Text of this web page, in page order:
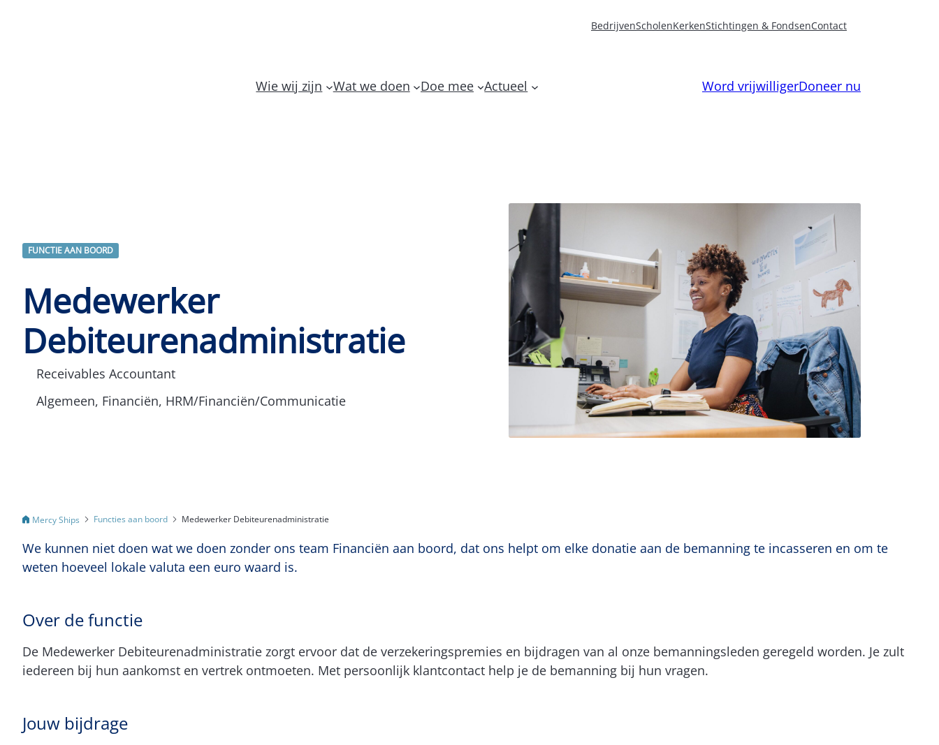
BedrijvenScholenKerkenStichtingen & FondsenContact
Wie wij zijn Wat we doen Doe mee Actueel Word vrijwilligerDoneer nu
FUNCTIE AAN BOORD
Medewerker
Debiteurenadministratie
Receivables Accountant
Algemeen, Financiën, HRM/Financiën/Communicatie
Mercy Ships Functies aan boord Medewerker Debiteurenadministratie
We kunnen niet doen wat we doen zonder ons team Financiën aan boord, dat ons helpt om elke donatie aan de bemanning te incasseren en om te
weten hoeveel lokale valuta een euro waard is.
Over de functie
De Medewerker Debiteurenadministratie zorgt ervoor dat de verzekeringspremies en bijdragen van al onze bemanningsleden geregeld worden. Je zult
iedereen bij hun aankomst en vertrek ontmoeten. Met persoonlijk klantcontact help je de bemanning bij hun vragen.
Jouw bijdrage